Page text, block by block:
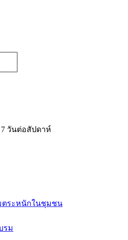
วันต่อสัปดาห์
ตระหนักในชุมชน
รม